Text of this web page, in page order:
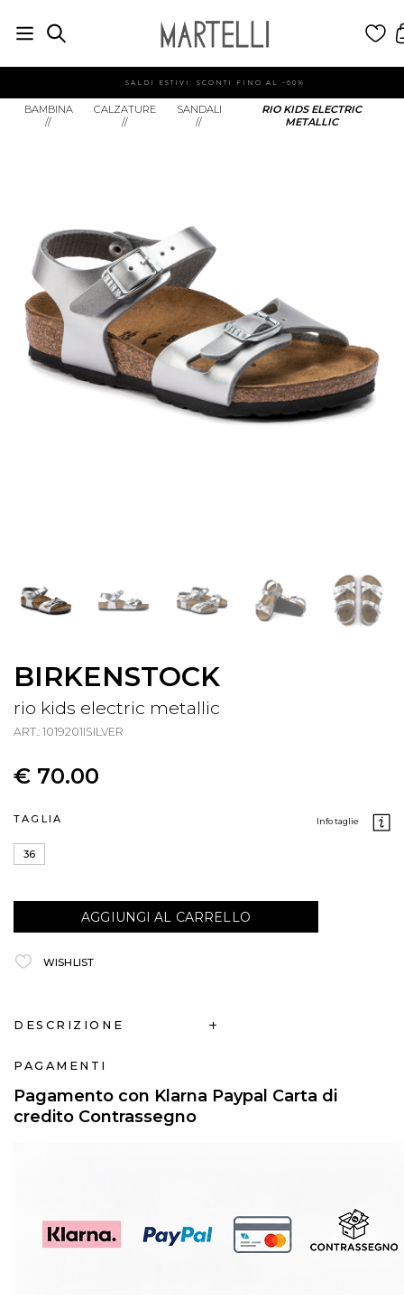
SALDI ESTIVI: SCONTI FINO AL -60%
BAMBINA
//
CALZATURE
//
SANDALI
//
RIO KIDS ELECTRIC
METALLIC
BIRKENSTOCK
rio kids electric metallic
ART.: 1019201ISILVER
€ 70.00
TAGLIA info taglie
36
AGGIUNGI AL CARRELLO
WISHLIST
DESCRIZIONE
PAGAMENTI
Pagamento con Klarna Paypal Carta di
credito Contrassegno